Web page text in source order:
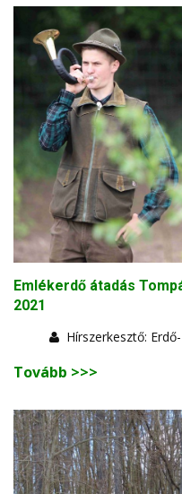
Emlékerdő átadás
2021
Hírszerkesztő:
Tovább >>>